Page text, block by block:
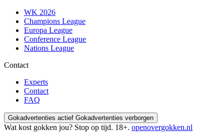
WK 2026
Champions League
Europa League
Conference League
Nations League
Contact
Experts
Contact
FAQ
Gokadvertenties actief Gokadvertenties verborgen
Wat kost gokken jou? Stop op tijd. 18+. openovergokken.nl